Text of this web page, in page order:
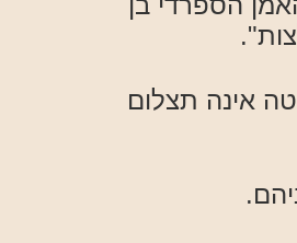
אינה תצלום